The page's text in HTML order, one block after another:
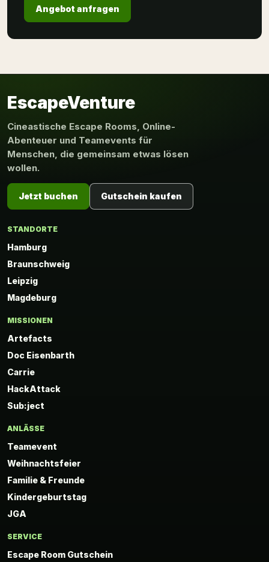
Angebot anfragen
EscapeVenture
Cineastische Escape Rooms, Online-
Abenteuer und Teamevents für
Menschen, die gemeinsam etwas lösen
wollen.
Jetzt buchen Gutschein kaufen
STANDORTE
Hamburg
Braunschweig
Leipzig
Magdeburg
MISSIONEN
Artefacts
Doc Eisenbarth
Carrie
HackAttack
Sub:ject
ANLÄSSE
Teamevent
Weihnachtsfeier
Familie & Freunde
Kindergeburtstag
JGA
SERVICE
Escape Room Gutschein